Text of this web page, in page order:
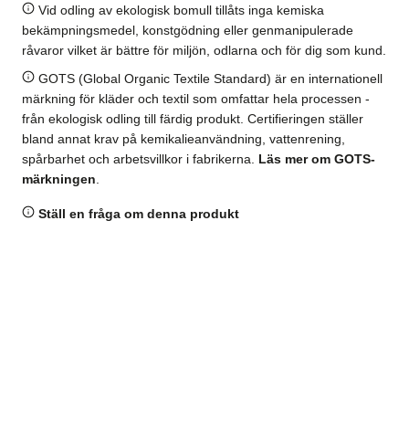
Vid odling av ekologisk bomull tillåts inga kemiska
bekämpningsmedel, konstgödning eller genmanipulerade
råvaror vilket är bättre för miljön, odlarna och för dig som kund.
GOTS (Global Organic Textile Standard) är en internationell
märkning för kläder och textil som omfattar hela processen -
från ekologisk odling till färdig produkt. Certifieringen ställer
bland annat krav på kemikalieanvändning, vattenrening,
spårbarhet och arbetsvillkor i fabrikerna. Läs mer om GOTS-
märkningen
Ställ en fråga om denna produkt